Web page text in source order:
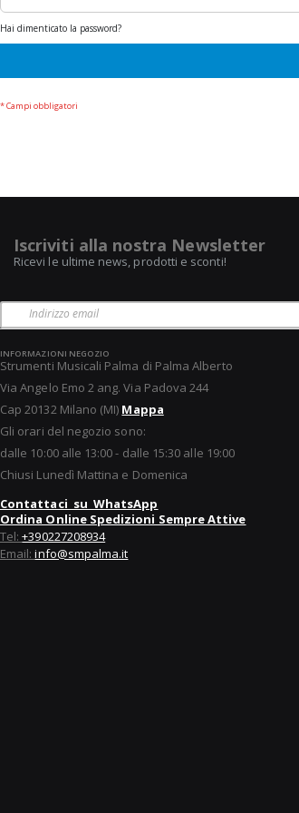
Hai dimenticato la password?
Iscriviti alla nostra Newsletter
Ricevi le ultime news, prodotti e sconti!
INFORMAZIONI NEGOZIO
Strumenti Musicali Palma di Palma Alberto
Via Angelo Emo 2 ang. Via Padova 244
Cap 20132 Milano (MI) Mappa
Gli orari del negozio sono:
dalle 10:00 alle 13:00 - dalle 15:30 alle 19:00
Chiusi Lunedì Mattina e Domenica
Contattaci su WhatsApp
Ordina Online Spedizioni Sempre Attive
Tel:+390227208934
Email:info@smpalma.it